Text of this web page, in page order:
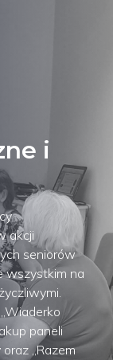
i
akcji
seniorów
wszystkim na
paneli
„Razem